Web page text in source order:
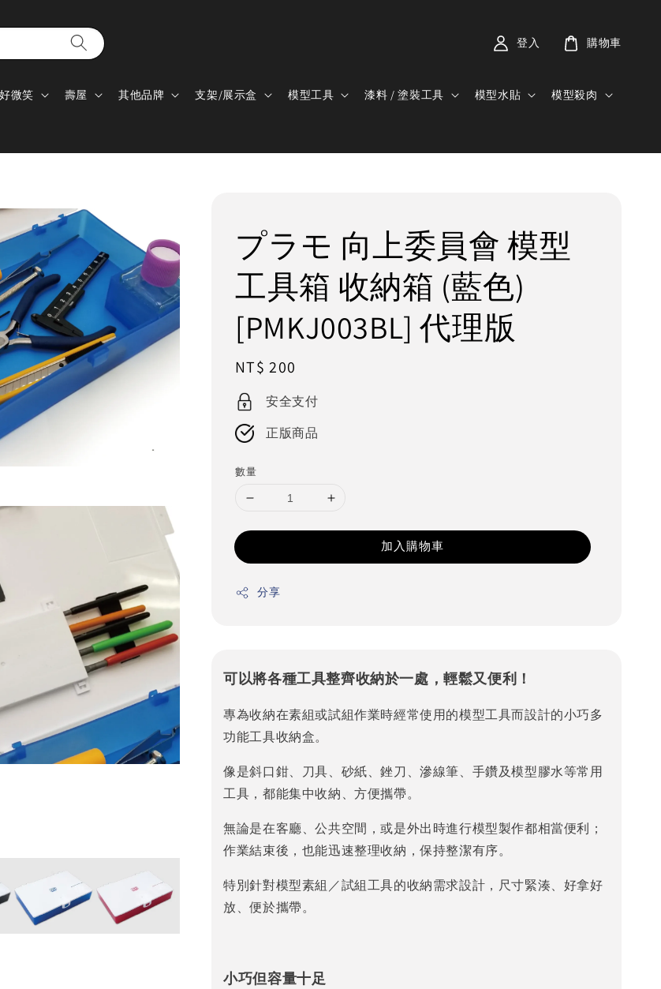
微笑 壽屋 其他品牌 支架/展示盒 模型工具 漆料 / 塗裝工具 模型水貼 模型殺肉
登入 購物車
プラモ 向上委員會 模型
工具箱 收納箱 (藍色)
[PMKJ003BL] 代理版
Regular
price
NT$ 200
安全支付
正版商品
數量
加入購物車
分享
可以將各種工具整齊收納於一處，輕鬆又便利！
專為收納在素組或試組作業時經常使用的模型工具而設計的小巧多
功能工具收納盒。
像是斜口鉗、刀具、砂紙、銼刀、滲線筆、手鑽及模型膠水等常用
工具，都能集中收納、方便攜帶。
無論是在客廳、公共空間，或是外出時進行模型製作都相當便利；
作業結束後，也能迅速整理收納，保持整潔有序。
特別針對模型素組／試組工具的收納需求設計，尺寸緊湊、好拿好
放、便於攜帶。
小巧但容量十足